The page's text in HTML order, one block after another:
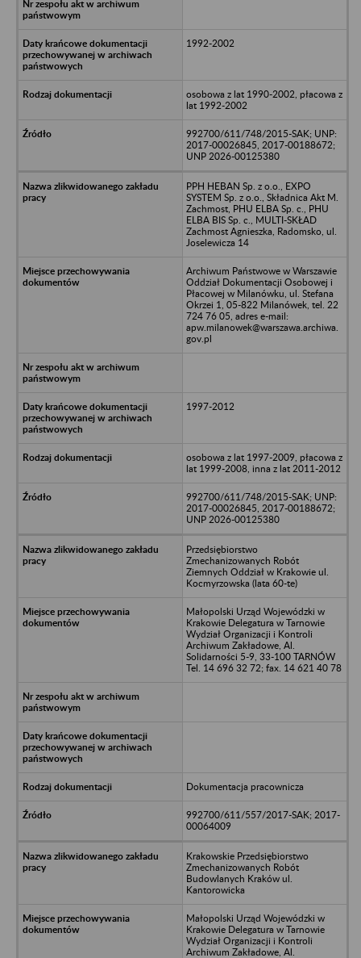
1992-2002
osobowa z lat 1990-2002, płacowa z
lat 1992-2002
992700/611/748/2015-SAK; UNP:
2017-00026845, 2017-00188672;
UNP 2026-00125380
PPH HEBAN Sp. z o.o., EXPO
SYSTEM Sp. z o.o., Składnica Akt M.
Zachmost, PHU ELBA Sp. c., PHU
ELBA BIS Sp. c., MULTI-SKŁAD
Zachmost Agnieszka, Radomsko, ul.
Joselewicza 14
Archiwum Państwowe w Warszawie
Oddział Dokumentacji Osobowej i
Płacowej w Milanówku, ul. Stefana
Okrzei 1, 05-822 Milanówek, tel. 22
724 76 05, adres e-mail:
apw.milanowek@warszawa.archiwa.
gov.pl
1997-2012
osobowa z lat 1997-2009, płacowa z
lat 1999-2008, inna z lat 2011-2012
992700/611/748/2015-SAK; UNP:
2017-00026845, 2017-00188672;
UNP 2026-00125380
Przedsiębiorstwo
Zmechanizowanych Robót
Ziemnych Oddział w Krakowie ul.
Kocmyrzowska (lata 60-te)
Małopolski Urząd Wojewódzki w
Krakowie Delegatura w Tarnowie
Wydział Organizacji i Kontroli
Archiwum Zakładowe, Al.
Solidarności 5-9, 33-100 TARNÓW
Tel. 14 696 32 72; fax. 14 621 40 78
Dokumentacja pracownicza
992700/611/557/2017-SAK; 2017-
00064009
Krakowskie Przedsiębiorstwo
Zmechanizowanych Robót
Budowlanych Kraków ul.
Kantorowicka
Małopolski Urząd Wojewódzki w
Krakowie Delegatura w Tarnowie
Wydział Organizacji i Kontroli
Archiwum Zakładowe, Al.